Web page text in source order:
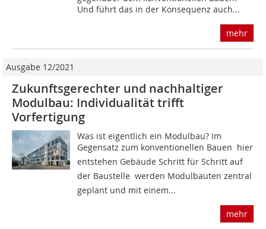
Und führt das in der Konsequenz auch...
mehr
Ausgabe 12/2021
Zukunftsgerechter und nachhaltiger
Modulbau: Individualität trifft
Vorfertigung
Was ist eigentlich ein Modulbau? Im
Gegensatz zum konventionellen Bauen  hier
entstehen Gebäude Schritt für Schritt auf
der Baustelle  werden Modulbauten zentral
geplant und mit einem...
mehr